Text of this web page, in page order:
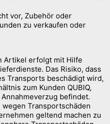
vor, Zubehör oder
zu verkaufen oder
Artikel erfolgt mit Hilfe
Das Risiko, dass
Transports beschädigt wird,
zum Kunden QUBIQ,
befindet.
Transportschäden
geltend machen zu